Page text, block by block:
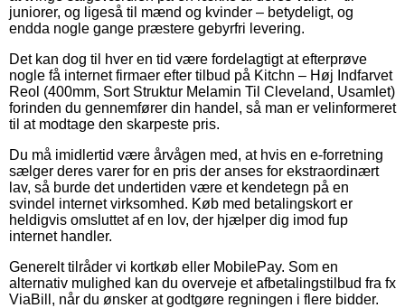
juniorer, og ligeså til mænd og kvinder – betydeligt, og
endda nogle gange præstere gebyrfri levering.
Det kan dog til hver en tid være fordelagtigt at efterprøve
nogle få internet firmaer efter tilbud på Kitchn – Høj Indfarvet
Reol (400mm, Sort Struktur Melamin Til Cleveland, Usamlet)
forinden du gennemfører din handel, så man er velinformeret
til at modtage den skarpeste pris.
Du må imidlertid være årvågen med, at hvis en e-forretning
sælger deres varer for en pris der anses for ekstraordinært
lav, så burde det undertiden være et kendetegn på en
svindel internet virksomhed. Køb med betalingskort er
heldigvis omsluttet af en lov, der hjælper dig imod fup
internet handler.
Generelt tilråder vi kortkøb eller MobilePay. Som en
alternativ mulighed kan du overveje et afbetalingstilbud fra fx
ViaBill, når du ønsker at godtgøre regningen i flere bidder.